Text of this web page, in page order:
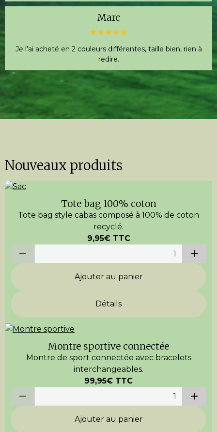
Marc
Je l'ai acheté en 2 couleurs différentes, taille bien, rien à
redire.
Nouveaux produits
Tote bag 100% coton
Tote bag style cabas composé à 100% de coton
recyclé.
9,95€ TTC
Ajouter au panier
Détails
Montre sportive connectée
Montre de sport connectée avec bracelets
interchangeables.
99,95€ TTC
Ajouter au panier